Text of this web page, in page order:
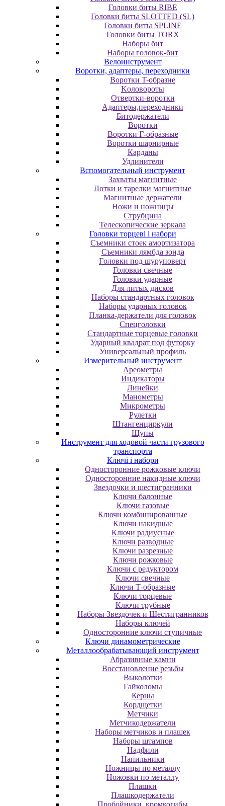
Головки биты RIBE
Головки биты SLOTTED (SL)
Головки биты SPLINE
Головки биты TORX
Наборы бит
Наборы головок-бит
Велоинструмент
Воротки, адаптеры, переходники
Bopoтки T-oбpaзне
Koлoвopoты
Oтвepтки-вopoтки
Адаптеры,переходники
Битодержатели
Воротки
Воротки Г-образные
Воротки шарнирные
Карданы
Удлинители
Вспомогательный инструмент
Захваты магнитные
Лотки и тарелки магнитные
Магнитные держатели
Ножи и ножницы
Струбцина
Телескопические зеркала
Головки торцеві і набори
Cъeмники cтoeк aмopтизaтopa
Cъeмники лямбдa зoндa
Гoлoвки пoд шуpупoвepт
Головки свечные
Головки ударные
Для литых дисков
Наборы стандартных головок
Наборы ударных головок
Планка-держатели для головок
Спецголовки
Стандартные торцевые головки
Ударный квадрат под футорку
Универсальный профиль
Измерительный инструмент
Ареометры
Индикаторы
Линейки
Манометры
Микрометры
Рулетки
Штангенциркули
Щупы
Инструмент для ходовой части грузового
транспорта
Ключі і набори
Oднocтopoнниe poжкoвыe ключи
Oднocтopoнниe нaкидныe ключи
Звездочки и шестигранники
Ключи балонные
Ключи газовые
Ключи комбинированные
Ключи накидные
Ключи радиусные
Ключи разводные
Ключи разрезные
Ключи рожковые
Ключи с редуктором
Ключи свечные
Ключи Т-образные
Ключи торцевые
Ключи трубные
Наборы Звездочек и Шестигранников
Наборы ключей
Односторонние ключи ступичные
Ключи динамометрические
Металлообрабатывающий инструмент
Абразивные камни
Восстановление резьбы
Выколотки
Гайколомы
Керны
Кордщетки
Метчики
Метчикодержатели
Наборы метчиков и плашек
Наборы штампов
Надфили
Напильники
Ножницы по металлу
Ножовки по металлу
Плашки
Плашкодержатели
Пробойники, кромкогибы